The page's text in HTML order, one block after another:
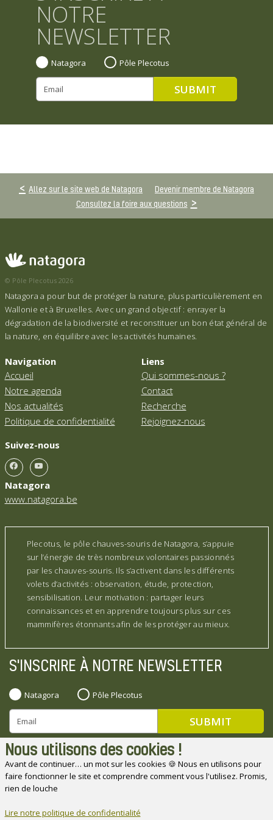
Nous utilisons des cookies !
Avant de continuer… un mot sur les cookies 🍪 Nous en utilisons pour
faire fonctionner le site et comprendre comment vous l'utilisez. Promis,
rien de louche
Lire notre politique de confidentialité
NOTRE
NEWSLETTER
Natagora Pôle Plecotus
Allez sur le site web de Natagora
Devenir membre de Natagora
Consultez la foire aux questions
© Pôle Plecotus 2026
Natagora a pour but de protéger la nature, plus particulièrement en
Wallonie et à Bruxelles. Avec un grand objectif : enrayer la
dégradation de la biodiversité et reconstituer un bon état général de
la nature, en équilibre avec les activités humaines.
Navigation
Accueil
Notre agenda
Nos actualités
Politique de confidentialité
Liens
Qui sommes-nous ?
Contact
Recherche
Rejoignez-nous
Suivez-nous
Natagora
www.natagora.be
Plecotus, le pôle chauves-souris de Natagora, s’appuie
sur l’énergie de très nombreux volontaires passionnés
par les chauves-souris. Ils s’activent dans les différents
volets d’activités : observation, étude, protection,
sensibilisation. Leur motivation : partager leurs
connaissances et en apprendre toujours plus sur ces
mammifères étonnants afin de les protéger au mieux.
S'INSCRIRE À NOTRE NEWSLETTER
Natagora Pôle Plecotus
Natagora souhaite remercier ses partenaires